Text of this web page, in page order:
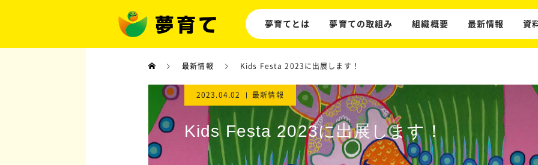
夢育てとは 夢育ての取組み 組織概要 最新情報 資
最新情報 Kids Festa 2023に出展します！
2023.04.02 最新情報
Kids Festa 2023に出展します！